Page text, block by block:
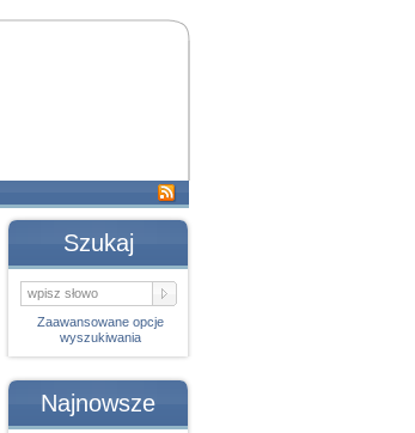
Szukaj
Zaawansowane opcje
wyszukiwania
Najnowsze